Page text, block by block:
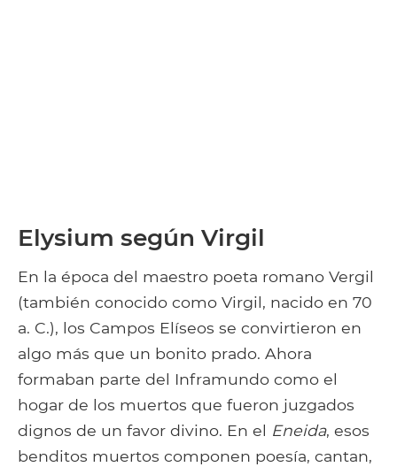
Elysium según Virgil
En la época del maestro poeta romano Vergil
(también conocido como Virgil, nacido en 70
a. C.), los Campos Elíseos se convirtieron en
algo más que un bonito prado. Ahora
formaban parte del Inframundo como el
hogar de los muertos que fueron juzgados
dignos de un favor divino. En el Eneida, esos
benditos muertos componen poesía, cantan,